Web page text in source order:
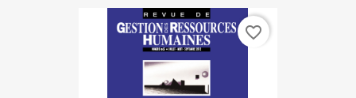
favorite_border